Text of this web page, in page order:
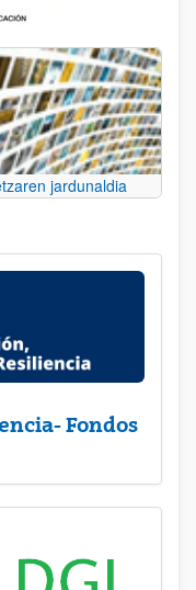
jardunaldia
Fondos